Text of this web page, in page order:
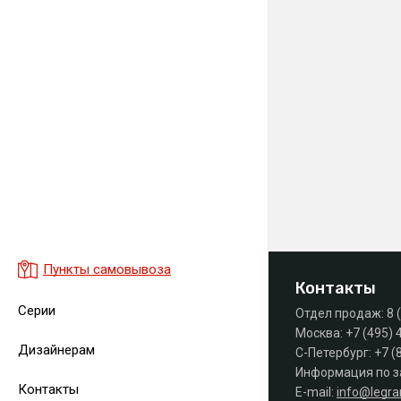
Пункты самовывоза
Серии
Дизайнерам
Контакты
Контакты
Отдел продаж: 8
Москва: +7 (495)
С-Петербург: +7
Информация по
E-mail: